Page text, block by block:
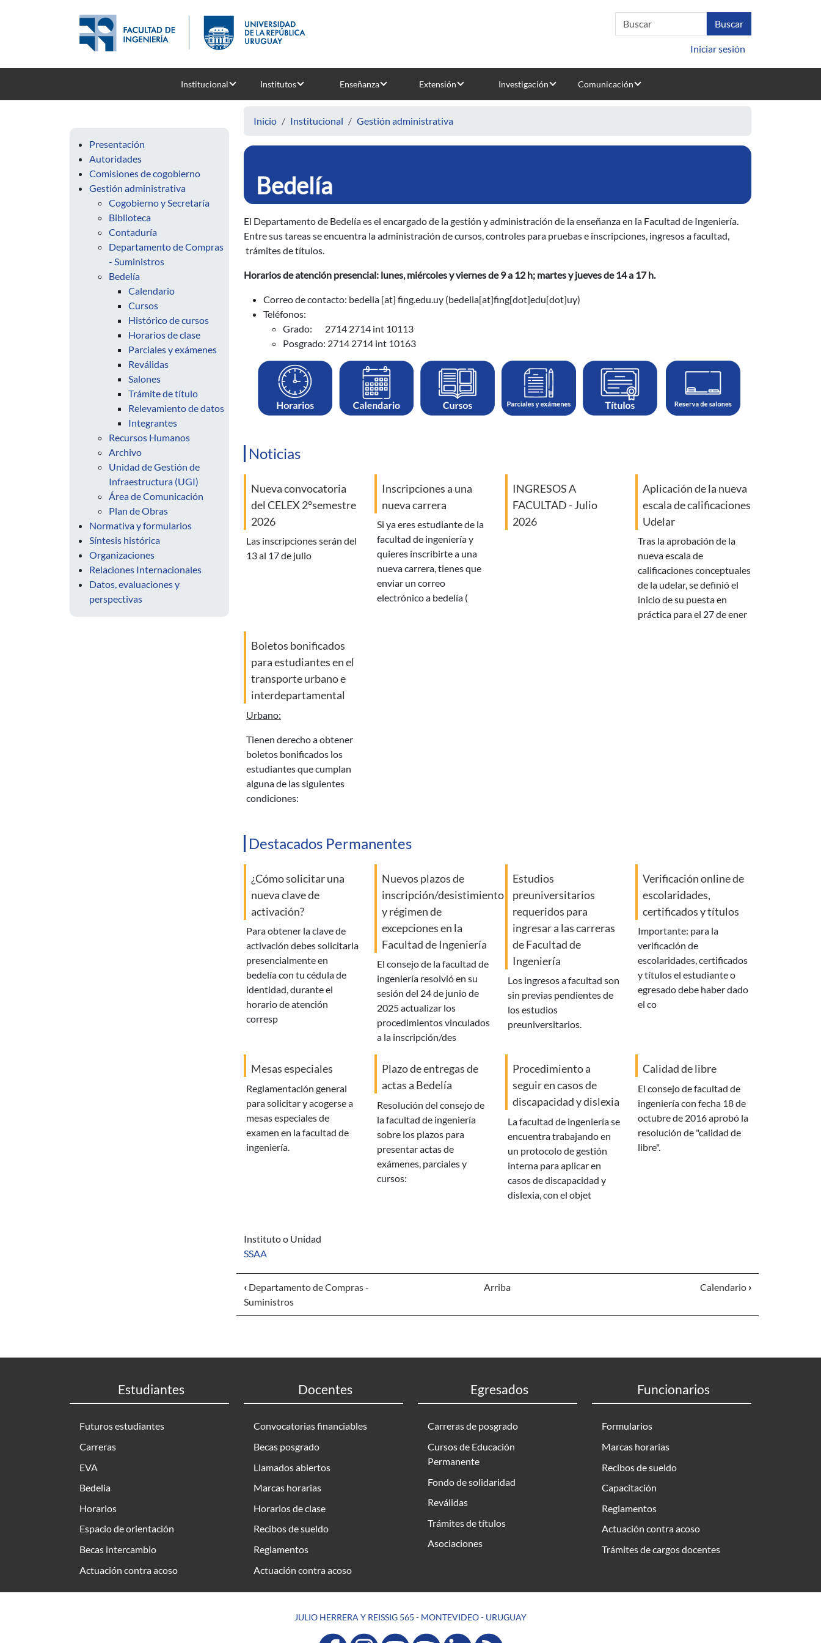
Iniciar sesión
Institucional Institutos Enseñanza Extensión Investigación Comunicación
Presentación
Autoridades
Comisiones de cogobierno
Gestión administrativa
Cogobierno y Secretaría
Biblioteca
Contaduría
Departamento de Compras
- Suministros
Bedelía
Calendario
Cursos
Histórico de cursos
Horarios de clase
Parciales y exámenes
Reválidas
Salones
Trámite de título
Relevamiento de datos
Integrantes
Recursos Humanos
Archivo
Unidad de Gestión de
Infraestructura (UGI)
Área de Comunicación
Plan de Obras
Normativa y formularios
Síntesis histórica
Organizaciones
Relaciones Internacionales
Datos, evaluaciones y
perspectivas
Inicio Institucional Gestión administrativa
Bedelía
El Departamento de Bedelía es el encargado de la gestión y administración de la enseñanza en la Facultad de Ingeniería.
Entre sus tareas se encuentra la administración de cursos, controles para pruebas e inscripciones, ingresos a facultad,
trámites de títulos.
Horarios de atención presencial: lunes, miércoles y viernes de 9 a 12 h; martes y jueves de 14 a 17 h.
Correo de contacto: bedelia [at] fing.edu.uy (bedelia[at]fing[dot]edu[dot]uy)
Teléfonos:
Grado: 2714 2714 int 10113
Posgrado: 2714 2714 int 10163
Noticias
Nueva convocatoria
del CELEX 2°semestre
2026
las inscripciones serán del
13 al 17 de julio
Inscripciones a una
nueva carrera
si ya eres estudiante de la
facultad de ingeniería y
quieres inscribirte a una
nueva carrera, tienes que
enviar un correo
electrónico a bedelía (
INGRESOS A
FACULTAD - Julio
2026
Aplicación de la nueva
escala de calificaciones
Udelar
tras la aprobación de la
nueva escala de
calificaciones conceptuales
de la udelar, se definió el
inicio de su puesta en
práctica para el 27 de ener
Boletos bonificados
para estudiantes en el
transporte urbano e
interdepartamental
urbano:
tienen derecho a obtener
boletos bonificados los
estudiantes que cumplan
alguna de las siguientes
condiciones:
Destacados Permanentes
¿Cómo solicitar una
nueva clave de
activación?
para obtener la clave de
activación debes solicitarla
presencialmente en
bedelía con tu cédula de
identidad, durante el
horario de atención
corresp
Nuevos plazos de
inscripción/desistimiento
y régimen de
excepciones en la
Facultad de Ingeniería
el consejo de la facultad de
ingeniería resolvió en su
sesión del 24 de junio de
2025 actualizar los
procedimientos vinculados
a la inscripción/des
Estudios
preuniversitarios
requeridos para
ingresar a las carreras
de Facultad de
Ingeniería
los ingresos a facultad son
sin previas pendientes de
los estudios
preuniversitarios.
Verificación online de
escolaridades,
certificados y títulos
importante: para la
verificación de
escolaridades, certificados
y títulos el estudiante o
egresado debe haber dado
el co
Mesas especiales
reglamentación general
para solicitar y acogerse a
mesas especiales de
examen en la facultad de
ingeniería.
Plazo de entregas de
actas a Bedelía
resolución del consejo de
la facultad de ingeniería
sobre los plazos para
presentar actas de
exámenes, parciales y
cursos:
Procedimiento a
seguir en casos de
discapacidad y dislexia
la facultad de ingeniería se
encuentra trabajando en
un protocolo de gestión
interna para aplicar en
casos de discapacidad y
dislexia, con el objet
Calidad de libre
el consejo de facultad de
ingeniería con fecha 18 de
octubre de 2016 aprobó la
resolución de "calidad de
libre".
Instituto o Unidad
SSAA
‹ Departamento de Compras -
Suministros
Arriba Calendario ›
Estudiantes
Futuros estudiantes
Carreras
EVA
Bedelia
Horarios
Espacio de orientación
Becas intercambio
Actuación contra acoso
Docentes
Convocatorias financiables
Becas posgrado
Llamados abiertos
Marcas horarias
Horarios de clase
Recibos de sueldo
Reglamentos
Actuación contra acoso
Egresados
Carreras de posgrado
Cursos de Educación
Permanente
Fondo de solidaridad
Reválidas
Trámites de títulos
Asociaciones
Funcionarios
Formularios
Marcas horarias
Recibos de sueldo
Capacitación
Reglamentos
Actuación contra acoso
Trámites de cargos docentes
JULIO HERRERA Y REISSIG 565 - MONTEVIDEO - URUGUAY